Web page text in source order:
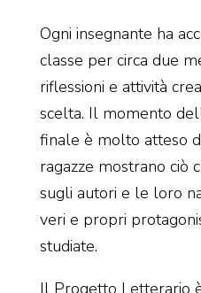
Ogni insegnante ha
classe per circa due
riflessioni e attività
scelta. Il momento
finale è molto atteso
ragazze mostrano ciò
sugli autori e le loro
veri e propri
studiate.
Il Progetto Letterario